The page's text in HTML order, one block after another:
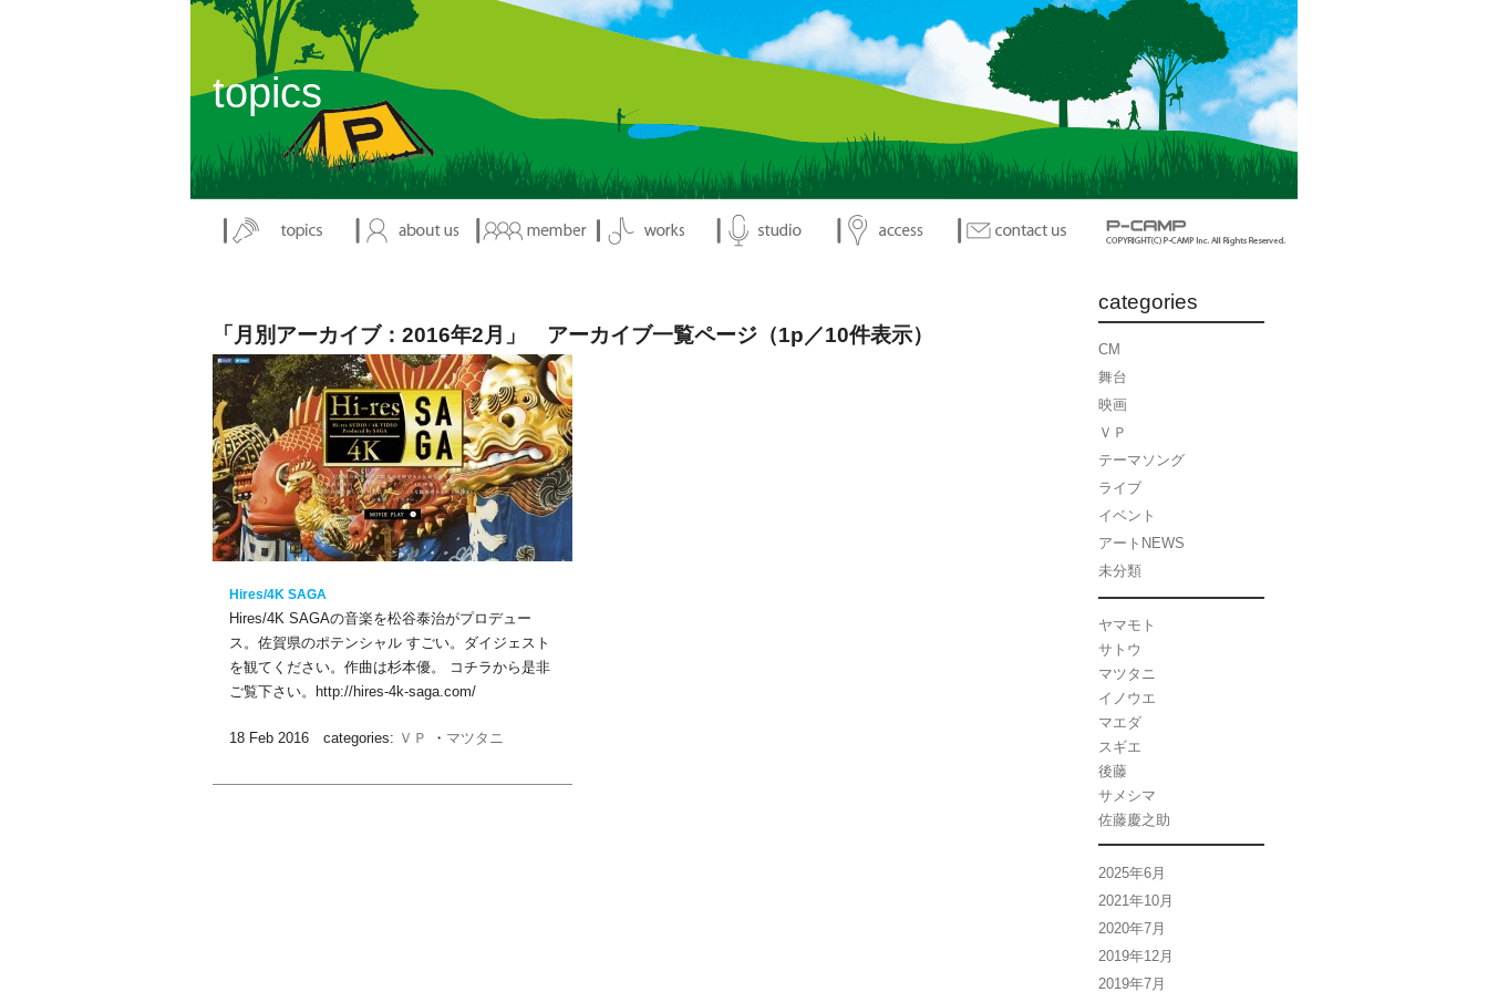
topics
「月別アーカイブ：2016年2月」 アーカイブ一覧ページ（1p／10件表示）
Hi­res/4K SAGA
Hi­res/4K SAGAの音楽を松谷泰治がプロデュー
ス。佐賀県のポテンシャル すごい。ダイジェスト
を観てください。作曲は杉本優。 コチラから是非
ご覧下さい。http://hires-4k-saga.com/
18 Feb 2016 categories: ＶＰ ・ マツタニ
categories
CM
舞台
映画
ＶＰ
テーマソング
ライブ
イベント
アートNEWS
未分類
ヤマモト
サトウ
マツタニ
イノウエ
マエダ
スギエ
後藤
サメシマ
佐藤慶之助
2025年6月
2021年10月
2020年7月
2019年12月
2019年7月